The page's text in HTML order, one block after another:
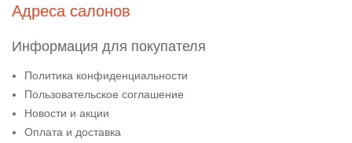
Адреса салонов
Информация для покупателя
Политика конфиденциальности
Пользовательское соглашение
Новости и акции
Оплата и доставка